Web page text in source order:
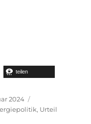
teilen
2024
, Urteil